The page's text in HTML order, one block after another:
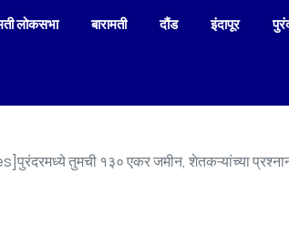
लोकसभा बारामती दौंड इंदापूर
तुमची १३० एकर जमीन, शेतकऱ्यांच्या